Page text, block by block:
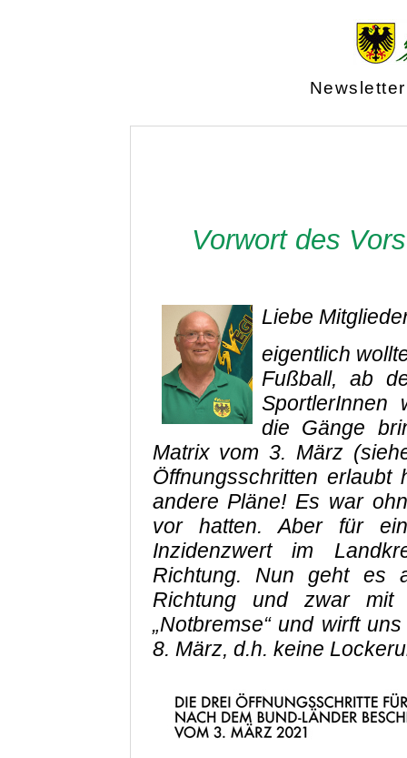
Vorwort des
Liebe
eigentlich
Fußball, ab
SportlerInnen
die Gänge
Matrix vom 3. März
Öffnungsschritten erlaubt
andere Pläne! Es war
vor hatten. Aber für
Inzidenzwert im
Richtung. Nun geht es
Richtung und zwar mit
„Notbremse“ und wirft
8. März, d.h. keine